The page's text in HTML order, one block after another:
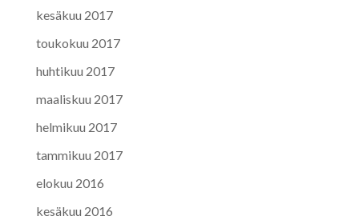
kesäkuu 2017
toukokuu 2017
huhtikuu 2017
maaliskuu 2017
helmikuu 2017
tammikuu 2017
elokuu 2016
kesäkuu 2016